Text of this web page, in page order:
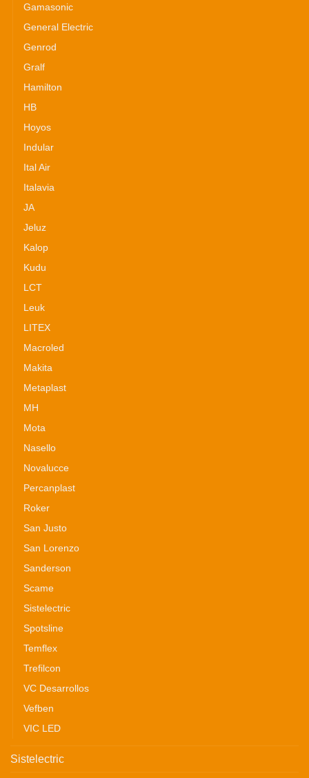
Gamasonic
General Electric
Genrod
Gralf
Hamilton
HB
Hoyos
Indular
Ital Air
Italavia
JA
Jeluz
Kalop
Kudu
LCT
Leuk
LITEX
Macroled
Makita
Metaplast
MH
Mota
Nasello
Novalucce
Percanplast
Roker
San Justo
San Lorenzo
Sanderson
Scame
Sistelectric
Spotsline
Temflex
Trefilcon
VC Desarrollos
Vefben
VIC LED
Sistelectric